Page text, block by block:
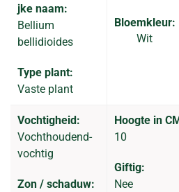
jke naam:
Bellium
bellidioides
Type plant:
Vaste plant
Bloemkleur:
Wit
Vochtigheid:
Vochthoudend-
vochtig
Zon / schaduw:
Hoogte in
10
Giftig:
Nee